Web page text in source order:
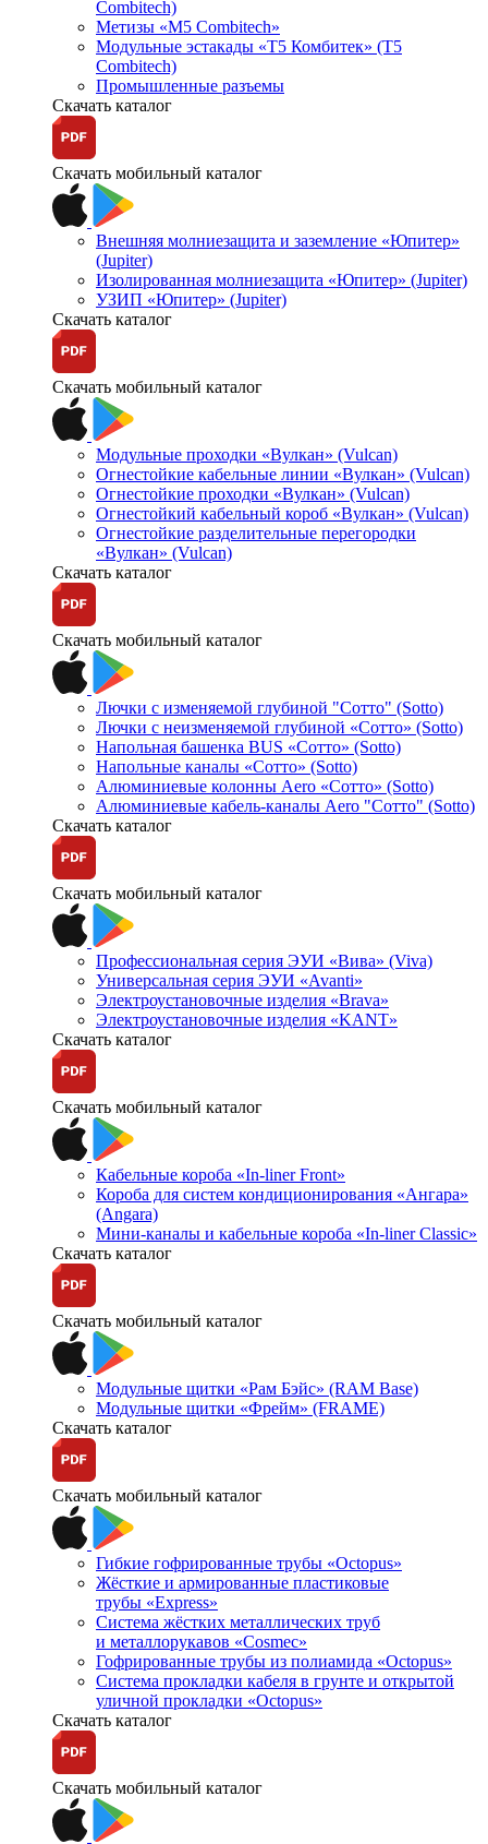
Combitech)
Метизы «M5 Combitech»
Модульные эстакады «Т5 Комбитек» (T5
Combitech)
Промышленные разъемы
Скачать каталог
Скачать мобильный каталог
Внешняя молниезащита и заземление «Юпитер»
(Jupiter)
Изолированная молниезащита «Юпитер» (Jupiter)
УЗИП «Юпитер» (Jupiter)
Скачать каталог
Скачать мобильный каталог
Модульные проходки «Вулкан» (Vulcan)
Огнестойкие кабельные линии «Вулкан» (Vulcan)
Огнестойкие проходки «Вулкан» (Vulcan)
Огнестойкий кабельный короб «Вулкан» (Vulcan)
Огнестойкие разделительные перегородки
«Вулкан» (Vulcan)
Скачать каталог
Скачать мобильный каталог
Лючки с изменяемой глубиной "Сотто" (Sotto)
Лючки с неизменяемой глубиной «Сотто» (Sotto)
Напольная башенка BUS «Сотто» (Sotto)
Напольные каналы «Сотто» (Sotto)
Алюминиевые колонны Aero «Сотто» (Sotto)
Алюминиевые кабель-каналы Aero "Сотто" (Sotto)
Скачать каталог
Скачать мобильный каталог
Профессиональная серия ЭУИ «Вива» (Viva)
Универсальная серия ЭУИ «Avanti»
Электроустановочные изделия «Brava»
Электроустановочные изделия «KANT»
Скачать каталог
Скачать мобильный каталог
Кабельные короба «In-liner Front»
Короба для систем кондиционирования «Ангара»
(Angara)
Мини-каналы и кабельные короба «In-liner Classic»
Скачать каталог
Скачать мобильный каталог
Модульные щитки «Рам Бэйс» (RAM Base)
Модульные щитки «Фрейм» (FRAME)
Скачать каталог
Скачать мобильный каталог
Гибкие гофрированные трубы «Octopus»
Жёсткие и армированные пластиковые
трубы «Express»
Система жёстких металлических труб
и металлорукавов «Cosmec»
Гофрированные трубы из полиамида «Octopus»
Система прокладки кабеля в грунте и открытой
уличной прокладки «Octopus»
Скачать каталог
Скачать мобильный каталог